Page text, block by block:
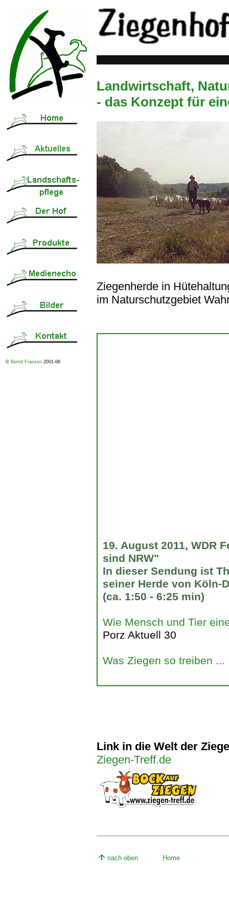
© Bernd Franzen 2001-06
Landwirtschaft,
- das Konzept für
Ziegenherde in
im Naturschutzgebiet
19. August 2011, WDR
sind NRW"
In dieser Sendung ist
seiner Herde von Köln-
(ca. 1:50 - 6:25 min)
Wie Mensch und Tier
Porz Aktuell 30
Was Ziegen so treiben ...
Link in die Welt der
Ziegen-Treff.de
nach oben Home